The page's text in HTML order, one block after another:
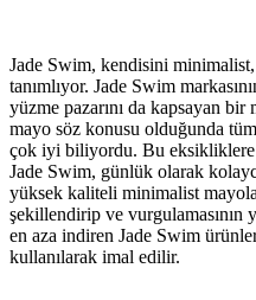
Jade Swim, kendisini
tanımlıyor. Jade Swim
yüzme pazarını da kapsayan
mayo söz konusu olduğunda
çok iyi biliyordu. Bu eksikliklere
Jade Swim, günlük olarak
yüksek kaliteli minimalist
şekillendirip ve vurgulamasının
en aza indiren Jade Swim
kullanılarak imal edilir.